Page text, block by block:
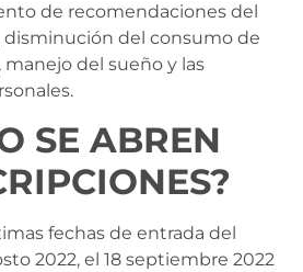
de recomendaciones del
disminución del consumo de
manejo del sueño y las
SE ABREN
fechas de entrada del
2022, el 18 septiembre 2022